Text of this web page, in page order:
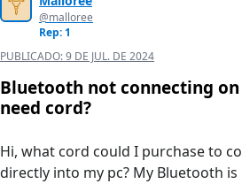
@malloree
Rep: 1
PUBLICADO:9 DE JUL. DE 2024
Bluetooth not connecting
need cord?
Hi, what cord could I purchase to
directly into my pc? My Bluetooth